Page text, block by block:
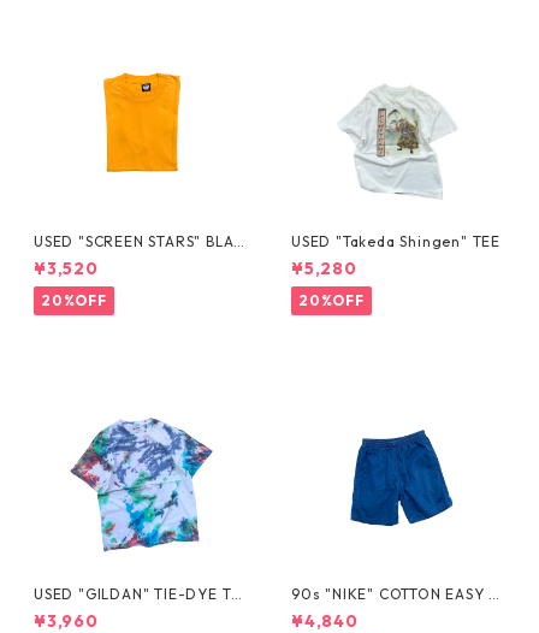
USED "SCREEN STARS" BLAN
K TEE
¥3,520
20%OFF
USED "Takeda Shingen" TEE
¥5,280
20%OFF
USED "GILDAN" TIE-DYE TE
E
¥3,960
90s "NIKE" COTTON EASY S
HORTS
¥4,840